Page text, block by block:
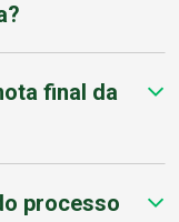
final da
processo